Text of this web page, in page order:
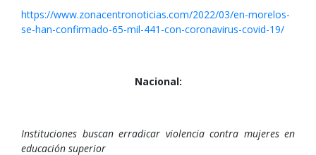
https://www.zonacentronoticias.com/2022/03/en-morelos-
se-han-confirmado-65-mil-441-con-coronavirus-covid-19/
Nacional:
Instituciones buscan erradicar violencia contra mujeres en
educación superior